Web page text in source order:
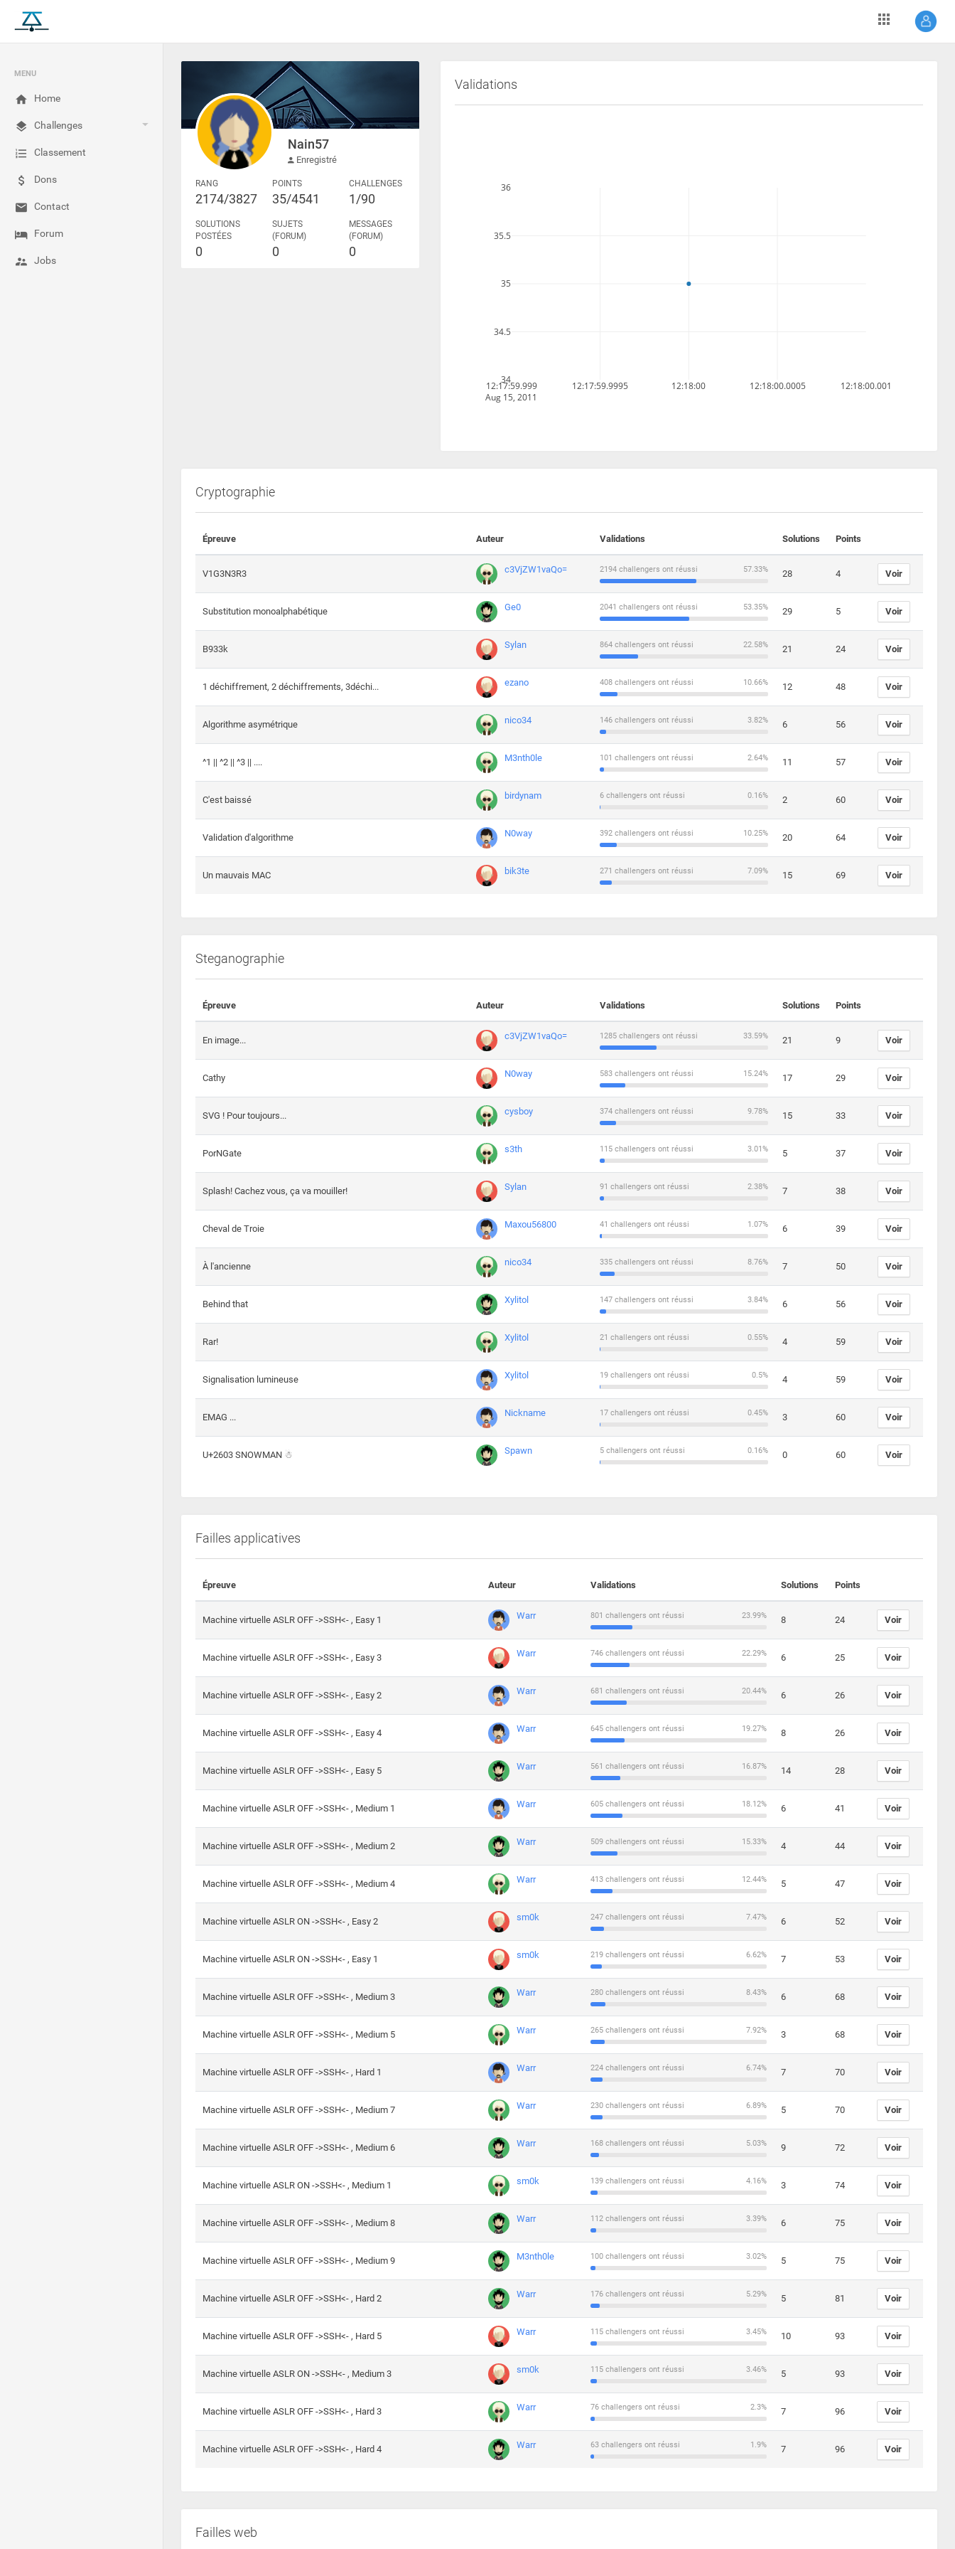
MENU
Home
Challenges
Classement
Dons
Contact
Forum
Jobs
Nain57
Enregistré
RANG
2174/3827
POINTS
35/4541
CHALLENGES
1/90
SOLUTIONS
POSTÉES
0
SUJETS
(FORUM)
0
MESSAGES
(FORUM)
0
Validations
12:17:59.999
Aug 15, 2011
12:17:59.9995 12:18:00 12:18:00.0005 12:18:00.001
34
34.5
35
35.5
36
Cryptographie
Épreuve Auteur Validations Solutions Points
V1G3N3R3 c3VjZW1vaQo= 57.33%
2194 challengers ont réussi 28 4 Voir
Substitution monoalphabétique Ge0 53.35%
2041 challengers ont réussi 29 5 Voir
B933k Sylan 22.58%
864 challengers ont réussi 21 24 Voir
1 déchiffrement, 2 déchiffrements, 3déchi... ezano 10.66%
408 challengers ont réussi 12 48 Voir
Algorithme asymétrique nico34 3.82%
146 challengers ont réussi 6 56 Voir
^1 || ^2 || ^3 || .... M3nth0le 2.64%
101 challengers ont réussi 11 57 Voir
C'est baissé birdynam 0.16%
6 challengers ont réussi 2 60 Voir
Validation d'algorithme N0way 10.25%
392 challengers ont réussi 20 64 Voir
Un mauvais MAC bik3te 7.09%
271 challengers ont réussi 15 69 Voir
Steganographie
Épreuve Auteur Validations Solutions Points
En image... c3VjZW1vaQo= 33.59%
1285 challengers ont réussi 21 9 Voir
Cathy N0way 15.24%
583 challengers ont réussi 17 29 Voir
SVG ! Pour toujours... cysboy 9.78%
374 challengers ont réussi 15 33 Voir
PorNGate s3th 3.01%
115 challengers ont réussi 5 37 Voir
Splash! Cachez vous, ça va mouiller! Sylan 2.38%
91 challengers ont réussi 7 38 Voir
Cheval de Troie Maxou56800 1.07%
41 challengers ont réussi 6 39 Voir
À l'ancienne nico34 8.76%
335 challengers ont réussi 7 50 Voir
Behind that Xylitol 3.84%
147 challengers ont réussi 6 56 Voir
Rar! Xylitol 0.55%
21 challengers ont réussi 4 59 Voir
Signalisation lumineuse Xylitol 0.5%
19 challengers ont réussi 4 59 Voir
EMAG ... Nickname 0.45%
17 challengers ont réussi 3 60 Voir
U+2603 SNOWMAN ☃ Spawn 0.16%
5 challengers ont réussi 0 60 Voir
Failles applicatives
Épreuve Auteur Validations Solutions Points
Machine virtuelle ASLR OFF ->SSH<- , Easy 1 Warr 23.99%
801 challengers ont réussi 8 24 Voir
Machine virtuelle ASLR OFF ->SSH<- , Easy 3 Warr 22.29%
746 challengers ont réussi 6 25 Voir
Machine virtuelle ASLR OFF ->SSH<- , Easy 2 Warr 20.44%
681 challengers ont réussi 6 26 Voir
Machine virtuelle ASLR OFF ->SSH<- , Easy 4 Warr 19.27%
645 challengers ont réussi 8 26 Voir
Machine virtuelle ASLR OFF ->SSH<- , Easy 5 Warr 16.87%
561 challengers ont réussi 14 28 Voir
Machine virtuelle ASLR OFF ->SSH<- , Medium 1 Warr 18.12%
605 challengers ont réussi 6 41 Voir
Machine virtuelle ASLR OFF ->SSH<- , Medium 2 Warr 15.33%
509 challengers ont réussi 4 44 Voir
Machine virtuelle ASLR OFF ->SSH<- , Medium 4 Warr 12.44%
413 challengers ont réussi 5 47 Voir
Machine virtuelle ASLR ON ->SSH<- , Easy 2 sm0k 7.47%
247 challengers ont réussi 6 52 Voir
Machine virtuelle ASLR ON ->SSH<- , Easy 1 sm0k 6.62%
219 challengers ont réussi 7 53 Voir
Machine virtuelle ASLR OFF ->SSH<- , Medium 3 Warr 8.43%
280 challengers ont réussi 6 68 Voir
Machine virtuelle ASLR OFF ->SSH<- , Medium 5 Warr 7.92%
265 challengers ont réussi 3 68 Voir
Machine virtuelle ASLR OFF ->SSH<- , Hard 1 Warr 6.74%
224 challengers ont réussi 7 70 Voir
Machine virtuelle ASLR OFF ->SSH<- , Medium 7 Warr 6.89%
230 challengers ont réussi 5 70 Voir
Machine virtuelle ASLR OFF ->SSH<- , Medium 6 Warr 5.03%
168 challengers ont réussi 9 72 Voir
Machine virtuelle ASLR ON ->SSH<- , Medium 1 sm0k 4.16%
139 challengers ont réussi 3 74 Voir
Machine virtuelle ASLR OFF ->SSH<- , Medium 8 Warr 3.39%
112 challengers ont réussi 6 75 Voir
Machine virtuelle ASLR OFF ->SSH<- , Medium 9 M3nth0le 3.02%
100 challengers ont réussi 5 75 Voir
Machine virtuelle ASLR OFF ->SSH<- , Hard 2 Warr 5.29%
176 challengers ont réussi 5 81 Voir
Machine virtuelle ASLR OFF ->SSH<- , Hard 5 Warr 3.45%
115 challengers ont réussi 10 93 Voir
Machine virtuelle ASLR ON ->SSH<- , Medium 3 sm0k 3.46%
115 challengers ont réussi 5 93 Voir
Machine virtuelle ASLR OFF ->SSH<- , Hard 3 Warr 2.3%
76 challengers ont réussi 7 96 Voir
Machine virtuelle ASLR OFF ->SSH<- , Hard 4 Warr 1.9%
63 challengers ont réussi 7 96 Voir
Failles web